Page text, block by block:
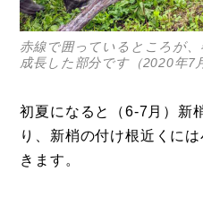
赤線で囲っているところが
成長した部分です（2020年7
初夏になると（6-7月）新
り、新梢の付け根近くに
きます。